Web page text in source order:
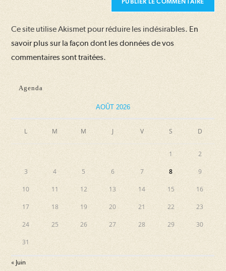
(facultatif)
Ce site utilise Akismet pour réduire les indésirables. En
savoir plus sur la façon dont les données de vos
commentaires sont traitées.
Agenda
AOÛT 2026
L M M J V S D
1 2
3 4 5 6 7 8 9
10 11 12 13 14 15 16
17 18 19 20 21 22 23
24 25 26 27 28 29 30
31
« Juin